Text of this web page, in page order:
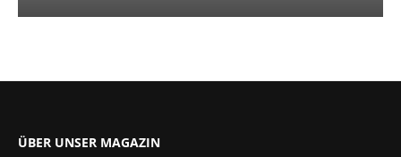
ÜBER UNSER MAGAZIN